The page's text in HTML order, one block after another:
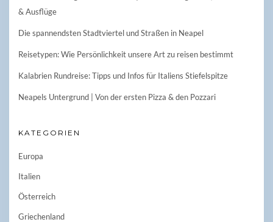
& Ausflüge
Die spannendsten Stadtviertel und Straßen in Neapel
Reisetypen: Wie Persönlichkeit unsere Art zu reisen bestimmt
Kalabrien Rundreise: Tipps und Infos für Italiens Stiefelspitze
Neapels Untergrund | Von der ersten Pizza & den Pozzari
KATEGORIEN
Europa
Italien
Österreich
Griechenland